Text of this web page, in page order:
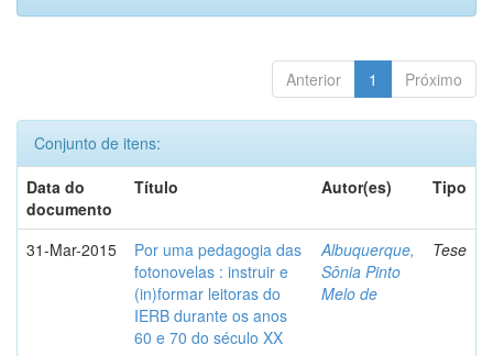
Anterior 1 Próximo
Conjunto de itens:
Data do
documento
Título Autor(es) Tipo
31-Mar-2015
Por uma pedagogia das
fotonovelas : instruir e
(in)formar leitoras do
IERB durante os anos
60 e 70 do século XX
Albuquerque,
Sônia Pinto
Melo de
Tese